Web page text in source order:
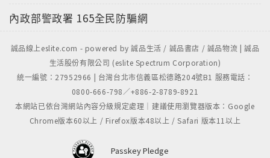
內政部警政署 165全民防騙網
誠品線上eslite.com - powered by 誠品生活 / 誠品書店 / 誠品物流 | 誠品
生活股份有限公司 (eslite Spectrum Corporation)
統一編號：27952966 | 台灣台北市信義區松德路204號B1 服務電話：
0800-666-798／+886-2-8789-8921
本網站已依台灣網站內容分級規定處理｜建議使用瀏覽器版本：Google
Chrome版本60以上 / Firefox版本48以上 / Safari 版本11以上
Passkey Pledge